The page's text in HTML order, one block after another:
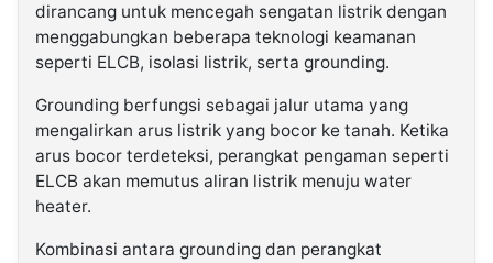
dirancang untuk mencegah sengatan listrik dengan
menggabungkan beberapa teknologi keamanan
seperti ELCB, isolasi listrik, serta grounding.
Grounding berfungsi sebagai jalur utama yang
mengalirkan arus listrik yang bocor ke tanah. Ketika
arus bocor terdeteksi, perangkat pengaman seperti
ELCB akan memutus aliran listrik menuju water
heater.
Kombinasi antara grounding dan perangkat